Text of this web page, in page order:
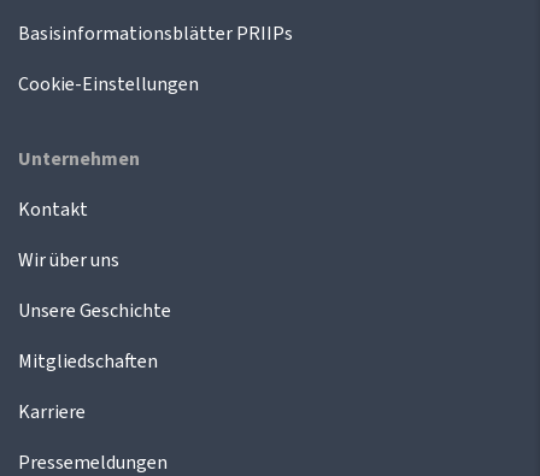
Basisinformationsblätter PRIIPs
Cookie-Einstellungen
Unternehmen
Kontakt
Wir über uns
Unsere Geschichte
Mitgliedschaften
Karriere
Pressemeldungen